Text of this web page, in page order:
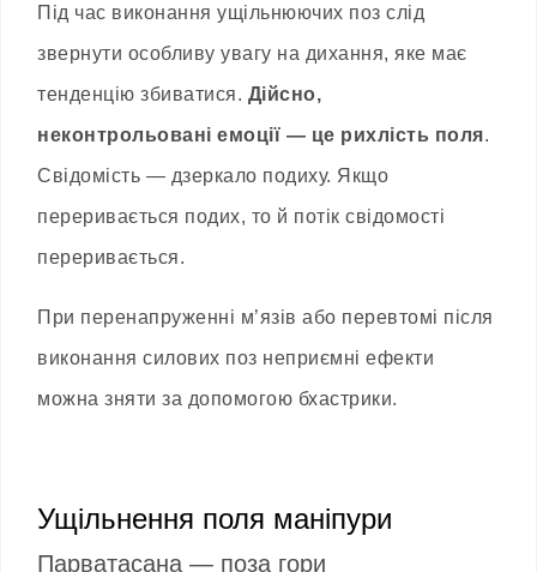
Під час виконання ущільнюючих поз слід
звернути особливу увагу на дихання, яке має
тенденцію збиватися. Дійсно,
неконтрольовані емоції — це рихлість поля.
Свідомість — дзеркало подиху. Якщо
переривається подих, то й потік свідомості
переривається.
При перенапруженні м’язів або перевтомі після
виконання силових поз неприємні ефекти
можна зняти за допомогою бхастрики.
Ущільнення поля маніпури
Парватасана — поза гори